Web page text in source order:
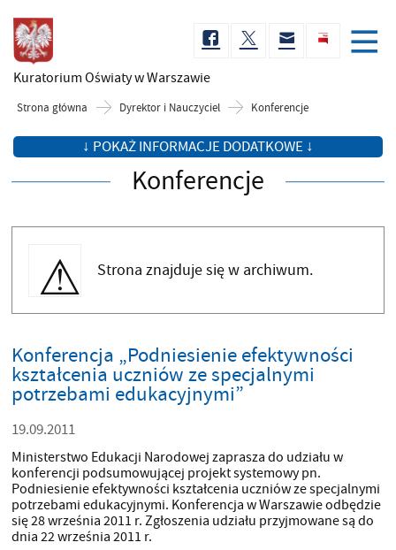
Kuratorium Oświatyw Warszawie
Strona główna Dyrektor i Nauczyciel Konferencje
↓ POKAŻ INFORMACJE DODATKOWE ↓
Konferencje
Strona znajduje się w archiwum.
Konferencja „Podniesienie efektywności
kształcenia uczniów ze specjalnymi
potrzebami edukacyjnymi”
19.09.2011
Ministerstwo Edukacji Narodowej zaprasza do udziału w
konferencji podsumowującej projekt systemowy pn.
Podniesienie efektywności kształcenia uczniów ze specjalnymi
potrzebami edukacyjnymi. Konferencja w Warszawie odbędzie
się 28 września 2011 r. Zgłoszenia udziału przyjmowane są do
dnia 22 września 2011 r.